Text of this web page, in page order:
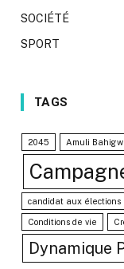
SOCIÉTÉ
SPORT
TAGS
2045 Amuli
candidat aux élections
Conditions de vie
Dynamique